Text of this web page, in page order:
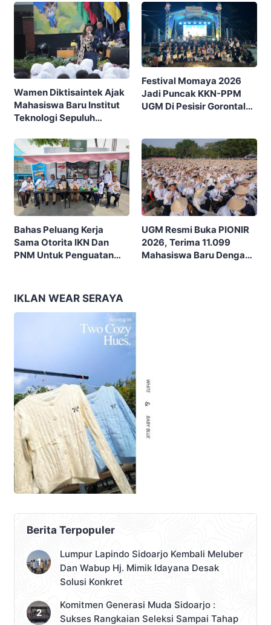
SCORE
Wamen Diktisaintek Ajak
Mahasiswa Baru Institut
Teknologi Sepuluh
Kritis Hadapi Euforia AI
Festival Momaya 2026
Jadi Puncak KKN-PPM
UGM Di Pesisir Gorontalo,
Bahas Peluang Kerja
Sama Otorita IKN Dan
PNM Untuk Penguatan
UGM Resmi Buka PIONIR
2026, Terima 11.099
Mahasiswa Baru Dengan
IKLAN WEAR SERAYA
Berita Terpopuler
Lumpur Lapindo Sidoarjo Kembali Meluber
Dan Wabup Hj. Mimik Idayana Desak
Solusi Konkret
Komitmen Generasi Muda Sidoarjo :
Sukses Rangkaian Seleksi Sampai Tahap